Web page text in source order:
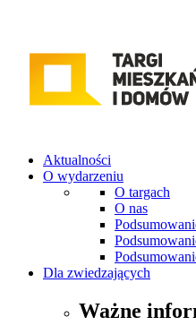
Aktualności
O wydarzeniu
O targach
O nas
Dla zwiedzających
Ważne